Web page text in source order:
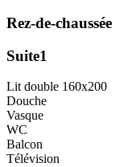
Rez-de-chaussée
Suite1
Lit double 160x200
Douche
Vasque
WC
Balcon
Télévision